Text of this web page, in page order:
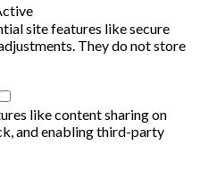
site features like secure
They do not store
like content sharing on
and enabling third-party